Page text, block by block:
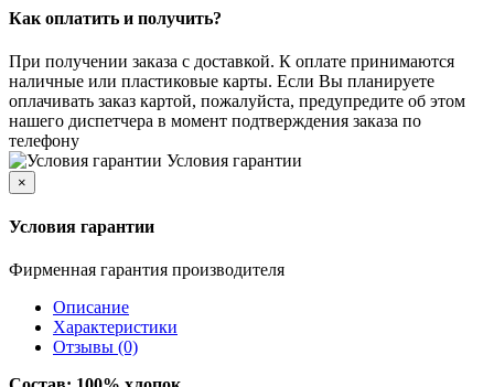
Как оплатить и получить?
При получении заказа с доставкой. К оплате принимаются
наличные или пластиковые карты. Если Вы планируете
оплачивать заказ картой, пожалуйста, предупредите об этом
нашего диспетчера в момент подтверждения заказа по
телефону
Условия гарантии
×
Условия гарантии
Фирменная гарантия производителя
Описание
Характеристики
Отзывы (0)